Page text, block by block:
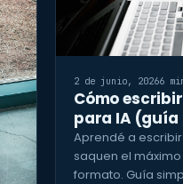
2 de junio, 20266
Cómo
para IA
Aprendé a
saquen el
formato. Guía